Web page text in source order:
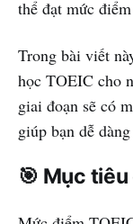
thể đạt mức
Trong bài viết
học TOEIC cho
giai đoạn sẽ có
giúp bạn dễ
🎯 Mục